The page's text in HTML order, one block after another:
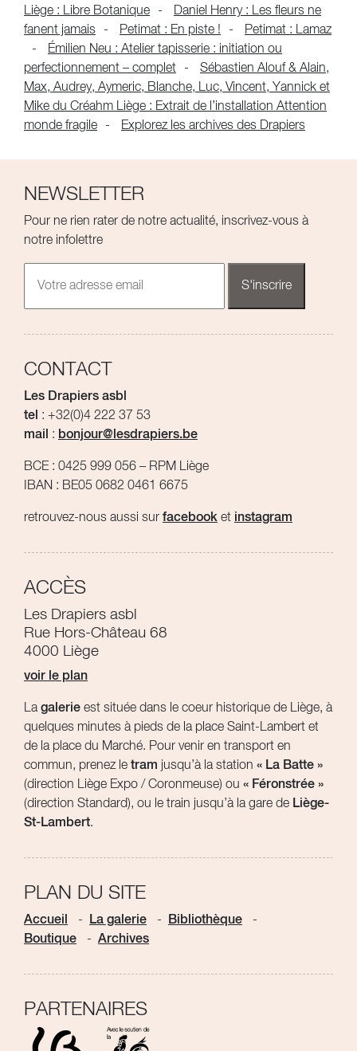
Liège : Libre Botanique
Daniel Henry : Les fleurs ne
fanent jamais
Petimat : En piste !
Petimat : Lamaz
Émilien Neu : Atelier tapisserie : initiation ou
perfectionnement – complet
Sébastien Alouf & Alain,
Max, Audrey, Aymeric, Blanche, Luc, Vincent, Yannick et
Mike du Créahm Liège : Extrait de l’installation Attention
monde fragile
Explorez les archives des Drapiers
NEWSLETTER
Pour ne rien rater de notre actualité, inscrivez-vous à
notre infolettre
CONTACT
Les Drapiers asbl
tel : +32(0)4 222 37 53
mail : bonjour@lesdrapiers.be
BCE : 0425 999 056 – RPM Liège
IBAN : BE05 0682 0461 6675
retrouvez-nous aussi sur facebook et instagram
ACCÈS
Les Drapiers asbl
Rue Hors-Château 68
4000 Liège
voir le plan
Lagalerie est située dans le coeur historique de Liège, à
quelques minutes à pieds de la place Saint-Lambert et
de la place du Marché. Pour venir en transport en
commun, prenez le tram jusqu’à la station « La Batte »
(direction Liège Expo / Coronmeuse) ou « Féronstrée »
(direction Standard), ou le train jusqu’à la gare de Liège-
St-Lambert.
PLAN DU SITE
Accueil La galerie
Bibliothèque
Boutique
Archives
PARTENAIRES